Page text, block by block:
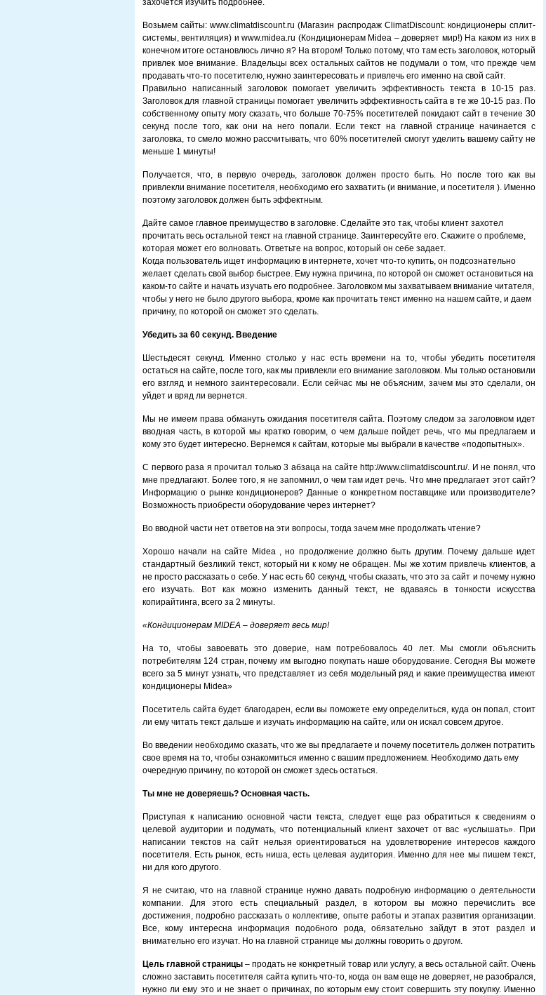
захочется изучить подробнее.
Возьмем сайты: www.climatdiscount.ru (Магазин распродаж ClimatDiscount: кондиционеры сплит-
системы, вентиляция) и www.midea.ru (Кондиционерам Midea – доверяет мир!) На каком из них в
конечном итоге остановлюсь лично я? На втором! Только потому, что там есть заголовок, который
привлек мое внимание. Владельцы всех остальных сайтов не подумали о том, что прежде чем
продавать что-то посетителю, нужно заинтересовать и привлечь его именно на свой сайт.
Правильно написанный заголовок помогает увеличить эффективность текста в 10-15 раз.
Заголовок для главной страницы помогает увеличить эффективность сайта в те же 10-15 раз. По
собственному опыту могу сказать, что больше 70-75% посетителей покидают сайт в течение 30
секунд после того, как они на него попали. Если текст на главной странице начинается с
заголовка, то смело можно рассчитывать, что 60% посетителей смогут уделить вашему сайту не
меньше 1 минуты!
Получается, что, в первую очередь, заголовок должен просто быть. Но после того как вы
привлекли внимание посетителя, необходимо его захватить (и внимание, и посетителя ). Именно
поэтому заголовок должен быть эффектным.
Дайте самое главное преимущество в заголовке. Сделайте это так, чтобы клиент захотел
прочитать весь остальной текст на главной странице. Заинтересуйте его. Скажите о проблеме,
которая может его волновать. Ответьте на вопрос, который он себе задает.
Когда пользователь ищет информацию в интернете, хочет что-то купить, он подсознательно
желает сделать свой выбор быстрее. Ему нужна причина, по которой он сможет остановиться на
каком-то сайте и начать изучать его подробнее. Заголовком мы захватываем внимание читателя,
чтобы у него не было другого выбора, кроме как прочитать текст именно на нашем сайте, и даем
причину, по которой он сможет это сделать.
Убедить за 60 секунд. Введение
Шестьдесят секунд. Именно столько у нас есть времени на то, чтобы убедить посетителя
остаться на сайте, после того, как мы привлекли его внимание заголовком. Мы только остановили
его взгляд и немного заинтересовали. Если сейчас мы не объясним, зачем мы это сделали, он
уйдет и вряд ли вернется.
Мы не имеем права обмануть ожидания посетителя сайта. Поэтому следом за заголовком идет
вводная часть, в которой мы кратко говорим, о чем дальше пойдет речь, что мы предлагаем и
кому это будет интересно. Вернемся к сайтам, которые мы выбрали в качестве «подопытных».
С первого раза я прочитал только 3 абзаца на сайте http://www.climatdiscount.ru/. И не понял, что
мне предлагают. Более того, я не запомнил, о чем там идет речь. Что мне предлагает этот сайт?
Информацию о рынке кондиционеров? Данные о конкретном поставщике или производителе?
Возможность приобрести оборудование через интернет?
Во вводной части нет ответов на эти вопросы, тогда зачем мне продолжать чтение?
Хорошо начали на сайте Midea , но продолжение должно быть другим. Почему дальше идет
стандартный безликий текст, который ни к кому не обращен. Мы же хотим привлечь клиентов, а
не просто рассказать о себе. У нас есть 60 секунд, чтобы сказать, что это за сайт и почему нужно
его изучать. Вот как можно изменить данный текст, не вдаваясь в тонкости искусства
копирайтинга, всего за 2 минуты.
«Кондиционерам MIDEA – доверяет весь мир!
На то, чтобы завоевать это доверие, нам потребовалось 40 лет. Мы смогли объяснить
потребителям 124 стран, почему им выгодно покупать наше оборудование. Сегодня Вы можете
всего за 5 минут узнать, что представляет из себя модельный ряд и какие преимущества имеют
кондиционеры Midea»
Посетитель сайта будет благодарен, если вы поможете ему определиться, куда он попал, стоит
ли ему читать текст дальше и изучать информацию на сайте, или он искал совсем другое.
Во введении необходимо сказать, что же вы предлагаете и почему посетитель должен потратить
свое время на то, чтобы ознакомиться именно с вашим предложением. Необходимо дать ему
очередную причину, по которой он сможет здесь остаться.
Ты мне не доверяешь? Основная часть.
Приступая к написанию основной части текста, следует еще раз обратиться к сведениям о
целевой аудитории и подумать, что потенциальный клиент захочет от вас «услышать». При
написании текстов на сайт нельзя ориентироваться на удовлетворение интересов каждого
посетителя. Есть рынок, есть ниша, есть целевая аудитория. Именно для нее мы пишем текст,
ни для кого другого.
Я не считаю, что на главной странице нужно давать подробную информацию о деятельности
компании. Для этого есть специальный раздел, в котором вы можно перечислить все
достижения, подробно рассказать о коллективе, опыте работы и этапах развития организации.
Все, кому интересна информация подобного рода, обязательно зайдут в этот раздел и
внимательно его изучат. Но на главной странице мы должны говорить о другом.
Цель главной страницы – продать не конкретный товар или услугу, а весь остальной сайт. Очень
сложно заставить посетителя сайта купить что-то, когда он вам еще не доверяет, не разобрался,
нужно ли ему это и не знает о причинах, по которым ему стоит совершить эту покупку. Именно